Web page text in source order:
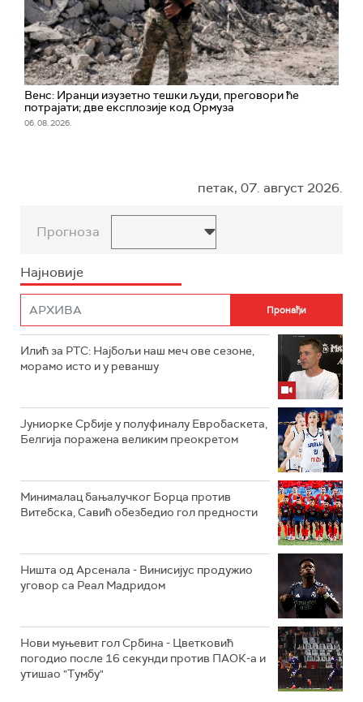
Венс: Иранци изузетно тешки људи, преговори ће
потрајати; две експлозије код Ормуза
06. 08. 2026.
петак, 07. август 2026.
Прогноза
Најновије
Илић за РТС: Најбољи наш меч ове сезоне,
морамо исто и у реваншу
Јуниорке Србије у полуфиналу Евробаскета,
Белгија поражена великим преокретом
Минималац бањалучког Борца против
Витебска, Савић обезбедио гол предности
Ништа од Арсенала - Винисијус продужио
уговор са Реал Мадридом
Нови муњевит гол Србина - Цветковић
погодио после 16 секунди против ПАОК-а и
утишао "Тумбу"